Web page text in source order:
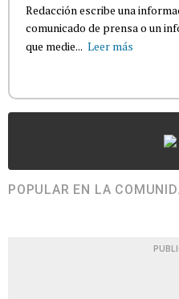
Redacción escribe una
comunicado de prensa o un
que medie... Leer más
POPULAR EN LA